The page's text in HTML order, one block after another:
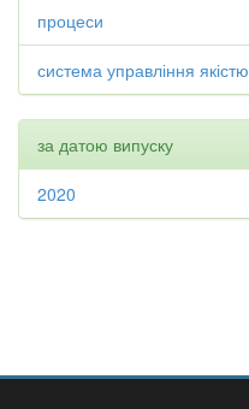
процеси
система управління якістю
за датою випуску
2020